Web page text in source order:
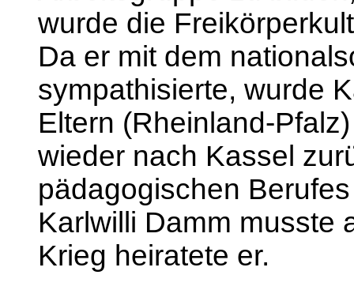
wurde die
Da er mit dem
sympathisierte, wurde
Eltern (Rheinland-
wieder nach Kassel
pädagogischen
Karlwilli Damm musste
Krieg heiratete er.